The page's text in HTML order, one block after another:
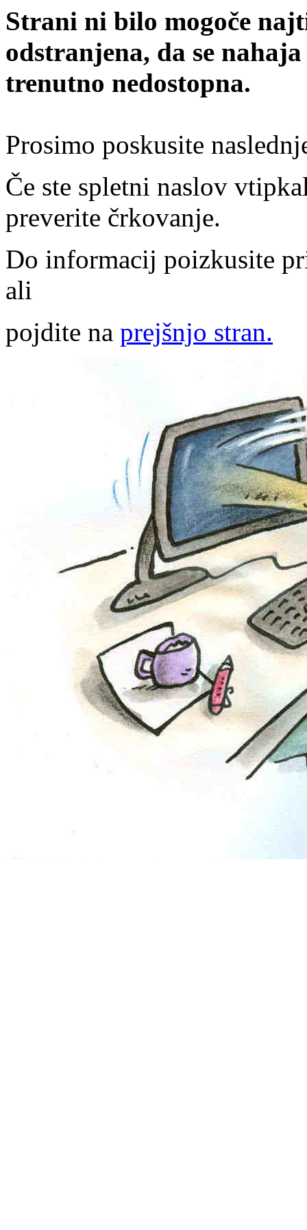
Strani ni bilo mogoče
odstranjena, da se
trenutno nedostopna.
Prosimo poskusite
Če ste spletni naslov
preverite črkovanje.
Do informacij poizkusite
ali
pojdite na prejšnjo stran.